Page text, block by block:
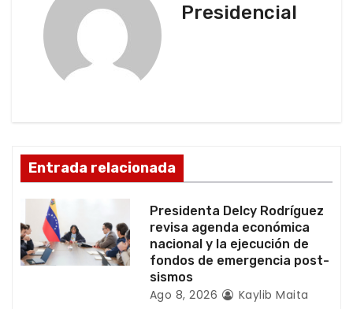
e
n
t
Presidencial
Entrada relacionada
Presidenta Delcy Rodríguez
revisa agenda económica
nacional y la ejecución de
fondos de emergencia post-
sismos
Ago 8, 2026 Kaylib Maita